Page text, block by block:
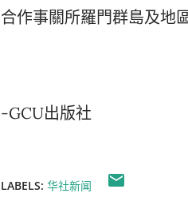
合作事關所羅門群島及地
-GCU出版社
LABELS: 华社新闻